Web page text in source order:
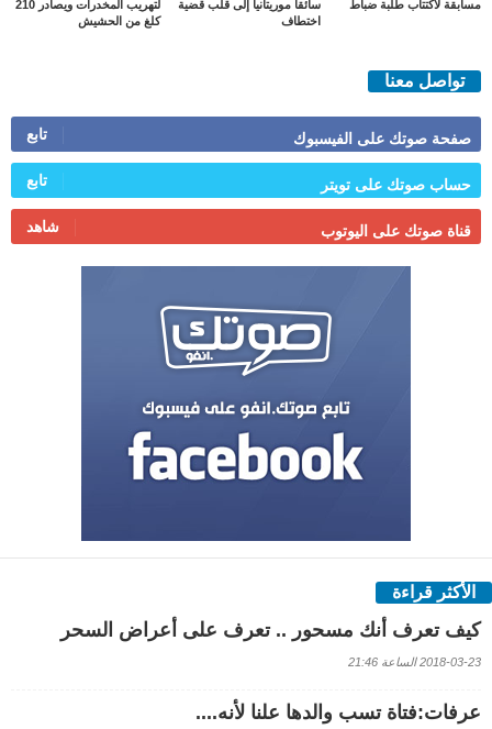
مسابقة لاكتتاب طلبة ضباط
سائقا موريتانيا إلى قلب قضية
اختطاف
لتهريب المخدرات ويصادر 210
كلغ من الحشيش
تواصل معنا
صفحة صوتك على الفيسبوك تابع
حساب صوتك على تويتر تابع
قناة صوتك على اليوتوب شاهد
الأكثر قراءة
كيف تعرف أنك مسحور .. تعرف على أعراض السحر
2018-03-23 الساعة 21:46
عرفات:فتاة تسب والدها علنا لأنه....